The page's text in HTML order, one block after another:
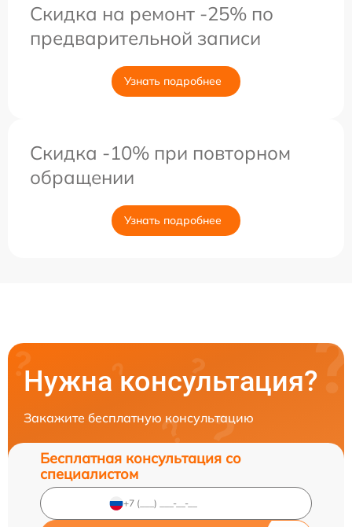
Скидка на ремонт -25% по
предварительной записи
Узнать подробнее
Скидка -10% при повторном
обращении
Узнать подробнее
Нужна консультация?
Закажите бесплатную консультацию
Бесплатная консультация со
специалистом